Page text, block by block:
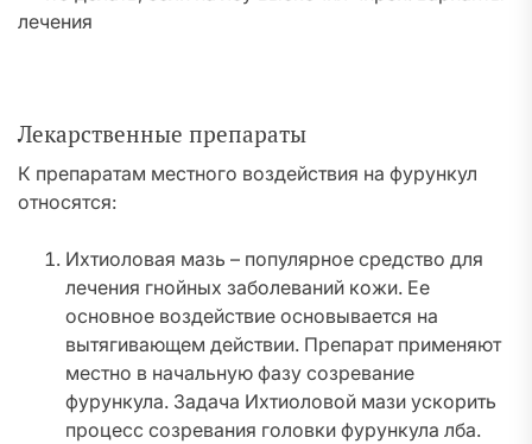
Лекарственные препараты
К препаратам местного воздействия на фурункул
относятся:
Ихтиоловая мазь – популярное средство для
лечения гнойных заболеваний кожи. Ее
основное воздействие основывается на
вытягивающем действии. Препарат применяют
местно в начальную фазу созревание
фурункула. Задача Ихтиоловой мази ускорить
процесс созревания головки фурункула лба.